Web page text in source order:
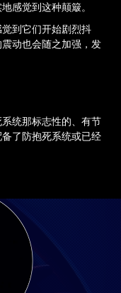
感觉到这种颠簸。
到它们开始剧烈抖
动也会随之加强，发
统那标志性的、有节
了防抱死系统或已经